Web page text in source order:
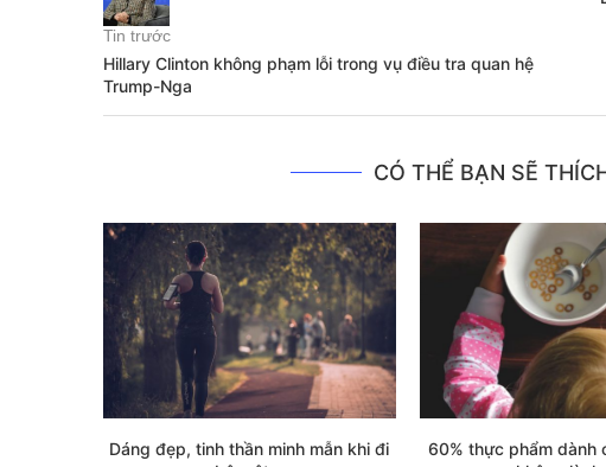
Tin trước
Hillary Clinton không phạm lỗi trong vụ điều tra quan hệ
Trump-Nga
CÓ THỂ BẠN SẼ
Dáng đẹp, tinh thần minh mẫn khi đi
60% thực phẩm dành